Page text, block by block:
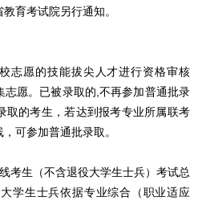
育考试院另行通知。
志愿的技能拔尖人才进行资格审核
志愿。已被录取的,不再参加普通批录
取的考生，若达到报考专业所属联考
可参加普通批录取。
考生（不含退役大学生士兵）考试总
学生士兵依据专业综合（职业适应